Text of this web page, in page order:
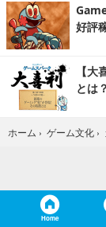
好評
【
とは
ホーム › ゲーム文化 ›
Home